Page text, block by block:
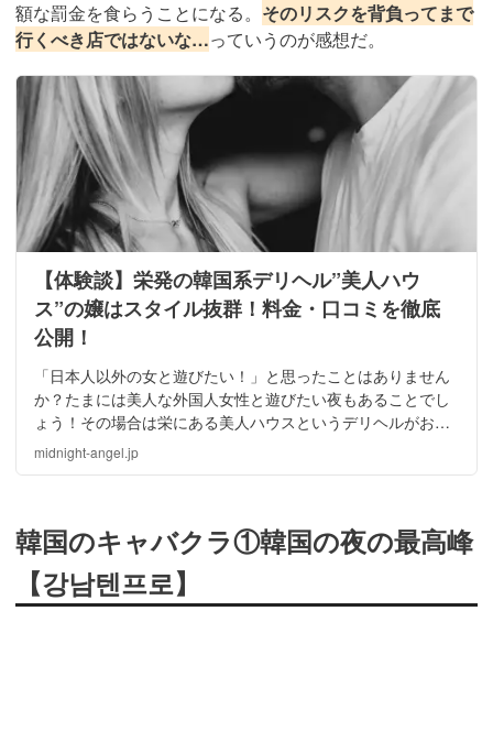
額な罰金を食らうことになる。 そのリスクを背負ってまで
行くべき店ではないな…っていうのが感想だ。
【体験談】栄発の韓国系デリヘル”美人ハウ
ス”の嬢はスタイル抜群！料金・口コミを徹底
公開！
「日本人以外の女と遊びたい！」と思ったことはありません
か？たまには美人な外国人女性と遊びたい夜もあることでし
ょう！その場合は栄にある美人ハウスというデリヘルがおす
すめですよ。そこで今回は、筆者の体験談を元に「美人ハウ
ス」について詳しく説明していきます。
midnight-angel.jp
韓国のキャバクラ①韓国の夜の最高峰
【강남텐프로】